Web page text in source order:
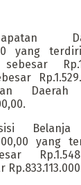
yang
Belanja